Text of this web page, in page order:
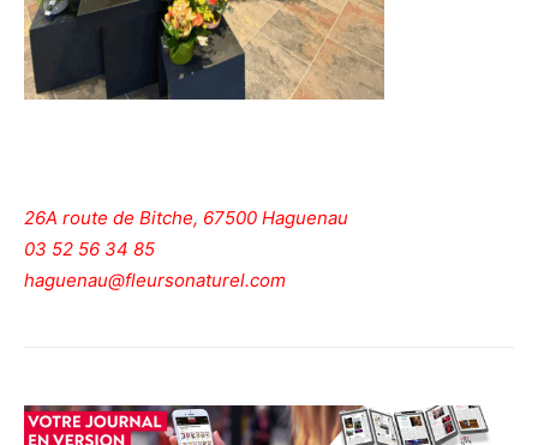
26A route de Bitche, 67500 Haguenau
03 52 56 34 85
haguenau@fleursonaturel.com